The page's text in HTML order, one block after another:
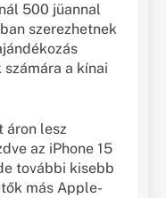
500 jüannal
szerezhetnek
a kínai
áron lesz
az iPhone 15
további kisebb
más Apple-